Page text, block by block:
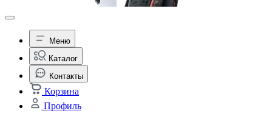
Меню
Каталог
Контакты
Корзина
Профиль